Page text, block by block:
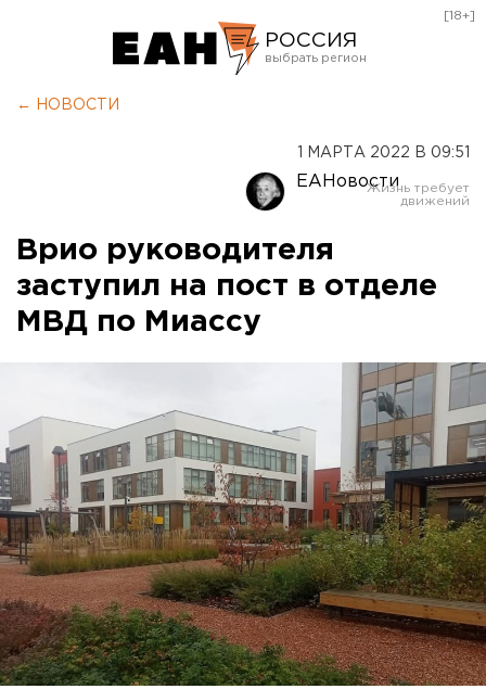
РОССИЯ
Оренбург
[18+]
← НОВОСТИ
1 МАРТА 2022 В 09:51
ЕАНовости
Врио руководителя
заступил на пост в отделе
МВД по Миассу